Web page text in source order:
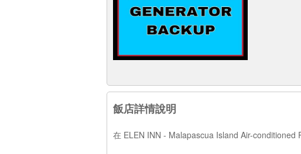
飯店詳情說明
在 ELEN INN - Malapascua Island Air-conditioned